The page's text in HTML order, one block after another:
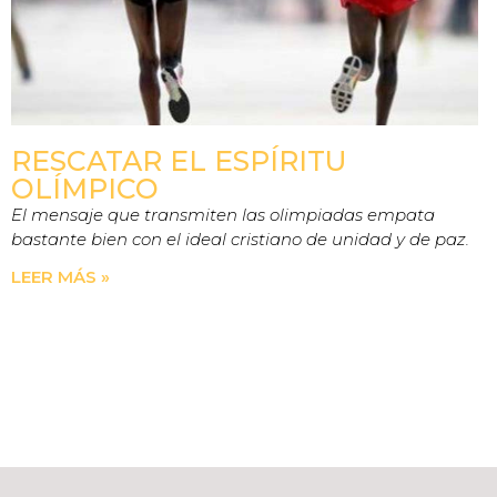
RESCATAR EL ESPÍRITU
OLÍMPICO
El mensaje que transmiten las olimpiadas empata
bastante bien con el ideal cristiano de unidad y de paz.
LEER MÁS »